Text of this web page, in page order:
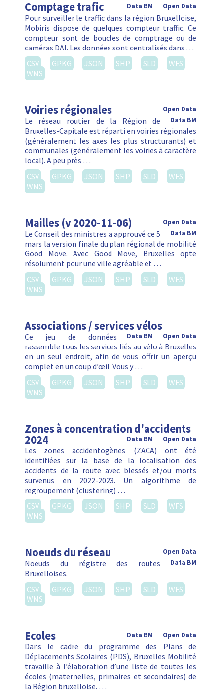
Comptage trafic Open Data
Data BM
Pour surveiller le traffic dans la région Bruxelloise,
Mobiris dispose de quelques compteur traffic. Ce
compteur sont de boucles de comptrage ou de
caméras DAI. Les données sont centralisés dans …
CSV
GPKG JSON SHP SLD
WFS
WMS
Voiries régionales
Open Data
Data BM
Le réseau routier de la Région de
Bruxelles-Capitale est réparti en voiries régionales
(généralement les axes les plus structurants) et
communales (généralement les voiries à caractère
local). A peu près …
CSV
GPKG JSON SHP SLD
WFS
WMS
Mailles (v 2020-11-06)
Open Data
Data BM
Le Conseil des ministres a approuvé ce 5
mars la version finale du plan régional de mobilité
Good Move. Avec Good Move, Bruxelles opte
résolument pour une ville agréable et …
CSV
GPKG JSON SHP SLD
WFS
WMS
Associations / services vélos
Open Data
Data BM
Ce jeu de données
rassemble tous les services liés au vélo à Bruxelles
en un seul endroit, afin de vous offrir un aperçu
complet en un coup d’œil. Vous y …
CSV
GPKG JSON SHP SLD
WFS
WMS
Zones à concentration d'accidents
2024 Open Data
Data BM
Les zones accidentogènes (ZACA) ont été
identifiées sur la base de la localisation des
accidents de la route avec blessés et/ou morts
survenus en 2022-2023. Un algorithme de
regroupement (clustering) …
CSV
GPKG JSON SHP SLD
WFS
WMS
Noeuds du réseau
Open Data
Data BM
Noeuds du régistre des routes
Bruxelloises.
CSV
GPKG JSON SHP SLD
WFS
WMS
Ecoles Open Data
Data BM
Dans le cadre du programme des Plans de
Déplacements Scolaires (PDS), Bruxelles Mobilité
travaille à l’élaboration d’une liste de toutes les
écoles (maternelles, primaires et secondaires) de
la Région bruxelloise. …